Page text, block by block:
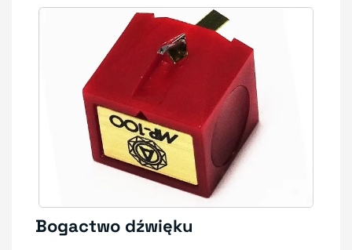
Bogactwo dźwięku